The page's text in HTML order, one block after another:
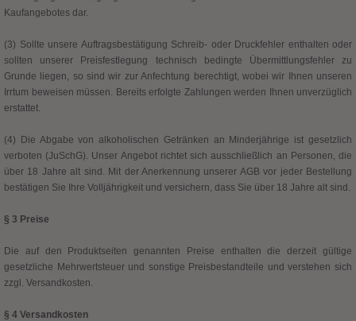
Kaufangebotes dar.
(3) Sollte unsere Auftragsbestätigung Schreib- oder Druckfehler enthalten oder
sollten unserer Preisfestlegung technisch bedingte Übermittlungsfehler zu
Grunde liegen, so sind wir zur Anfechtung berechtigt, wobei wir Ihnen unseren
Irrtum beweisen müssen. Bereits erfolgte Zahlungen werden Ihnen unverzüglich
erstattet.
(4) Die Abgabe von alkoholischen Getränken an Minderjährige ist gesetzlich
verboten (JuSchG). Unser Angebot richtet sich ausschließlich an Personen, die
über 18 Jahre alt sind. Mit der Anerkennung unserer AGB vor jeder Bestellung
bestätigen Sie Ihre Volljährigkeit und versichern, dass Sie über 18 Jahre alt sind.
§ 3 Preise
Die auf den Produktseiten genannten Preise enthalten die derzeit gültige
gesetzliche Mehrwertsteuer und sonstige Preisbestandteile und verstehen sich
zzgl. Versandkosten.
§ 4 Versandkosten